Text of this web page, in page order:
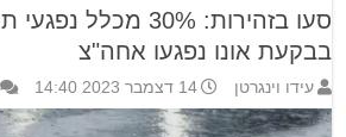
סעו בזהירות: 30%
בבקעת אונו נפגעו אחה"צ
עידו וינגרטן 14 דצמבר 2023 14:40